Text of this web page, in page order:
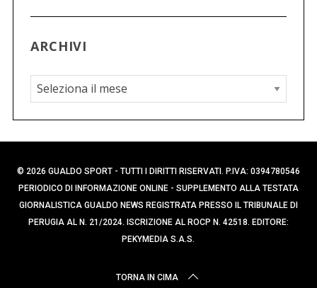
ARCHIVI
A
r
c
h
i
v
i
© 2026 GUALDO SPORT - TUTTI I DIRITTI RISERVATI. P.IVA: 0394780546
PERIODICO DI INFORMAZIONE ONLINE - SUPPLEMENTO ALLA TESTATA
GIORNALISTICA GUALDO NEWS REGISTRATA PRESSO IL TRIBUNALE DI
PERUGIA AL N. 21/2024. ISCRIZIONE AL ROCP N. 42518. EDITORE:
PEKYMEDIA S.A.S.
TORNA IN CIMA